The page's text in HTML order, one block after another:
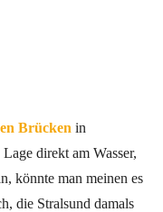
Brücken in
direkt am Wasser,
könnte man meinen es
die Stralsund damals